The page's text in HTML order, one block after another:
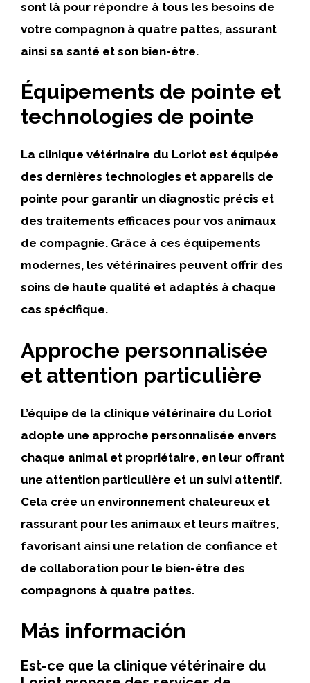
sont là pour répondre à tous les besoins de
votre compagnon à quatre pattes, assurant
ainsi sa santé et son bien-être.
Équipements de pointe et
technologies de pointe
La clinique vétérinaire du Loriot est équipée
des dernières technologies et appareils de
pointe pour garantir un diagnostic précis et
des traitements efficaces pour vos animaux
de compagnie. Grâce à ces équipements
modernes, les vétérinaires peuvent offrir des
soins de haute qualité et adaptés à chaque
cas spécifique.
Approche personnalisée
et attention particulière
L’équipe de la clinique vétérinaire du Loriot
adopte une approche personnalisée envers
chaque animal et propriétaire, en leur offrant
une attention particulière et un suivi attentif.
Cela crée un environnement chaleureux et
rassurant pour les animaux et leurs maîtres,
favorisant ainsi une relation de confiance et
de collaboration pour le bien-être des
compagnons à quatre pattes.
Más información
Est-ce que la clinique vétérinaire du